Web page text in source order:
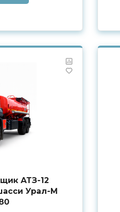
АТЗ-12
Урал-М